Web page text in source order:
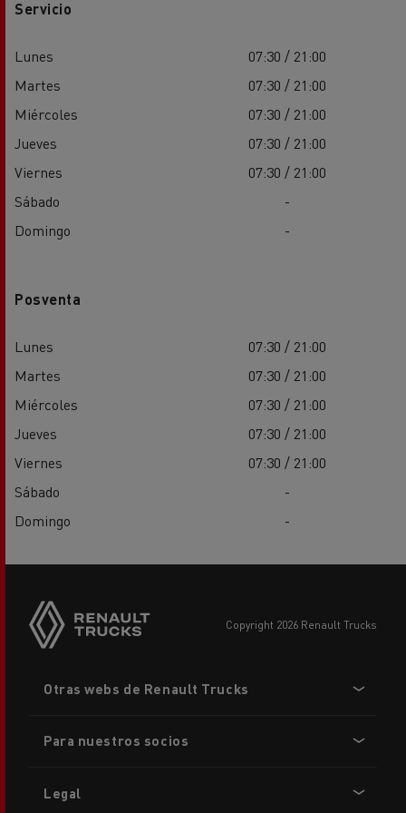
Servicio
Lunes
07:30 / 21:00
Martes
07:30 / 21:00
Miércoles
07:30 / 21:00
Jueves
07:30 / 21:00
Viernes
07:30 / 21:00
Sábado
-
Domingo
-
Posventa
Lunes
07:30 / 21:00
Martes
07:30 / 21:00
Miércoles
07:30 / 21:00
Jueves
07:30 / 21:00
Viernes
07:30 / 21:00
Sábado
-
Domingo
-
copyright 2026 Renault Trucks
menu
Otras webs de Renault Trucks
Para nuestros socios
Legal